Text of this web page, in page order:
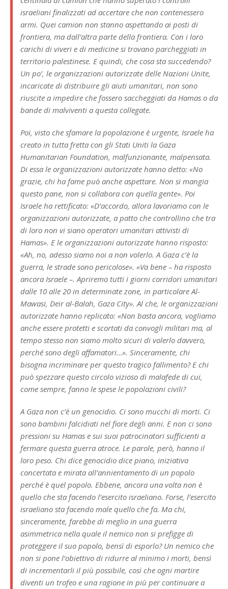
israeliani finalizzati ad accertare che non contenessero
armi. Quei camion non stanno aspettando ai posti di
frontiera, ma dall’altra parte della frontiera. Con i loro
carichi di viveri e di medicine si trovano parcheggiati in
territorio palestinese. E quindi, che cosa sta succedendo?
Un po’, le organizzazioni autorizzate delle Nazioni Unite,
incaricate di distribuire gli aiuti umanitari, non sono
riuscite a impedire che fossero saccheggiati da Hamas o da
bande di malviventi a questa collegate.
Poi, visto che sfamare la popolazione è urgente, Israele ha
creato in tutta fretta con gli Stati Uniti la Gaza
Humanitarian Foundation, malfunzionante, malpensata.
Di essa le organizzazioni autorizzate hanno detto: «No
grazie, chi ha fame può anche aspettare. Non si mangia
questo pane, non si collabora con quella gente». Poi
Israele ha rettificato: «D’accordo, allora lavoriamo con le
organizzazioni autorizzate, a patto che controllino che tra
di loro non vi siano operatori umanitari attivisti di
Hamas». E le organizzazioni autorizzate hanno risposto:
«Ah, no, adesso siamo noi a non volerlo. A Gaza c’è la
guerra, le strade sono pericolose». «Va bene – ha risposto
ancora Israele –. Apriremo tutti i giorni corridori umanitari
dalle 10 alle 20 in determinate zone, in particolare Al-
Mawasi, Deir al-Balah, Gaza City». Al che, le organizzazioni
autorizzate hanno replicato: «Non basta ancora, vogliamo
anche essere protetti e scortati da convogli militari ma, al
tempo stesso non siamo molto sicuri di volerlo davvero,
perché sono degli affamatori…». Sinceramente, chi
bisogna incriminare per questo tragico fallimento? E chi
può spezzare questo circolo vizioso di malafede di cui,
come sempre, fanno le spese le popolazioni civili?
A Gaza non c’è un genocidio. Ci sono mucchi di morti. Ci
sono bambini falcidiati nel fiore degli anni. E non ci sono
pressioni su Hamas e sui suoi patrocinatori sufficienti a
fermare questa guerra atroce. Le parole, però, hanno il
loro peso. Chi dice genocidio dice piano, iniziativa
concertata e mirata all’annientamento di un popolo
perché è quel popolo. Ebbene, ancora una volta non è
quello che sta facendo l’esercito israeliano. Forse, l’esercito
israeliano sta facendo male quello che fa. Ma chi,
sinceramente, farebbe di meglio in una guerra
asimmetrica nella quale il nemico non si prefigge di
proteggere il suo popolo, bensì di esporlo? Un nemico che
non si pone l’obiettivo di ridurre al minimo i morti, bensì
di incrementarli il più possibile, così che ogni martire
diventi un trofeo e una ragione in più per continuare a